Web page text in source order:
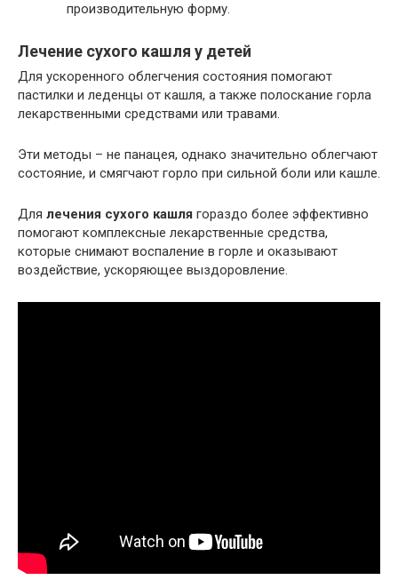
производительную форму.
Лечение сухого кашля у детей
Для ускоренного облегчения состояния помогают
пастилки и леденцы от кашля, а также полоскание горла
лекарственными средствами или травами.
Эти методы – не панацея, однако значительно облегчают
состояние, и смягчают горло при сильной боли или кашле.
Для лечения сухого кашля гораздо более эффективно
помогают комплексные лекарственные средства,
которые снимают воспаление в горле и оказывают
воздействие, ускоряющее выздоровление.